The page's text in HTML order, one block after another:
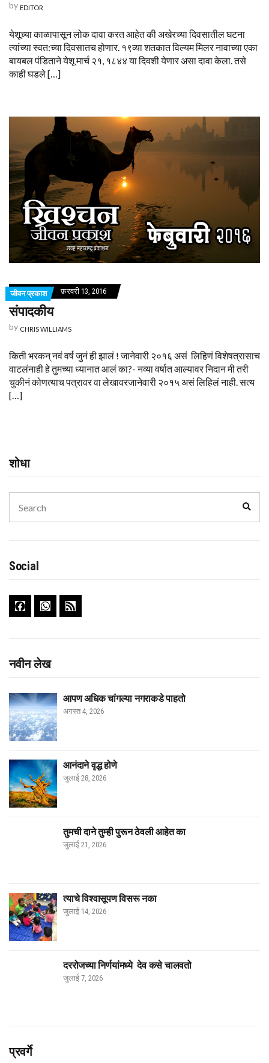
by EDITOR
येशूच्या काळापासून लोक दावा करत आहेत की अखेरच्या दिवसातील घटना
त्यांच्या स्वत:च्या दिवसातच होणार. १९व्या शतकात विल्यम मिलर नावाच्या एका
बायबल पंडिताने येशू मार्च २१, १८४४ या दिवशी येणार असा दावा केला. तसे
काही घडले […]
जीवन प्रकाश फ़रवरी 13, 2016
संपादकीय
by CHRIS WILLIAMS
किती भरकन् नवं वर्ष जुनं ही झालं ! जानेवारी २०१६ असं लिहिणं विशेषत्रासाच
वाटलंनाही हे तुमच्या ध्यानात आलं का?- नव्या वर्षात आल्यावर निदान मी तरी
चुकीनं कोणत्याच पत्रावर वा लेखावरजानेवारी २०१५ असं लिहिलं नाही. सत्य
[…]
शोधा
for:
Social
नवीन लेख
आपण अधिक चांगल्या नगराकडे पाहतो
अगस्त 4, 2026
आनंदाने वृद्ध होणे
जुलाई 28, 2026
तुमची दाने तुम्ही पुरून ठेवली आहेत का
जुलाई 21, 2026
त्याचे विश्वासूपण विसरू नका
जुलाई 14, 2026
दररोजच्या निर्णयांमध्ये देव कसे चालवतो
जुलाई 7, 2026
प्रवर्गे